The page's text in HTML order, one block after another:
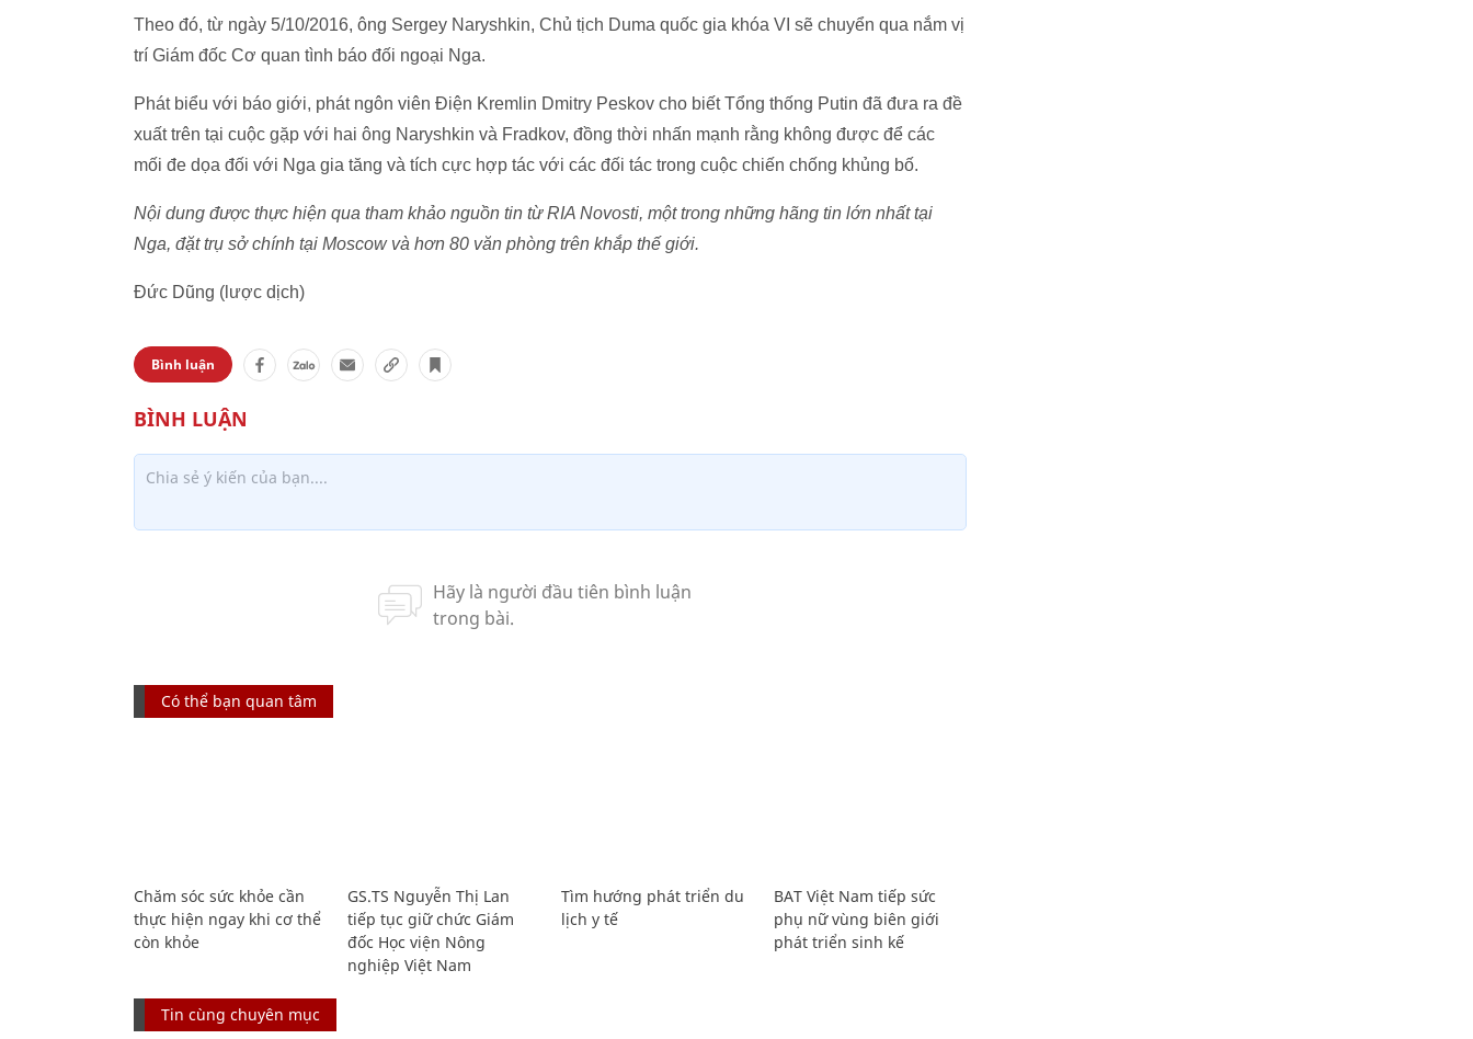
Theo đó, từ ngày 5/10/2016, ông Sergey Naryshkin, Chủ tịch Duma quốc gia khóa VI sẽ chuyển qua nắm vị
trí Giám đốc Cơ quan tình báo đối ngoại Nga.
Phát biểu với báo giới, phát ngôn viên Điện Kremlin Dmitry Peskov cho biết Tổng thống Putin đã đưa ra đề
xuất trên tại cuộc gặp với hai ông Naryshkin và Fradkov, đồng thời nhấn mạnh rằng không được để các
mối đe dọa đối với Nga gia tăng và tích cực hợp tác với các đối tác trong cuộc chiến chống khủng bố.
Nội dung được thực hiện qua tham khảo nguồn tin từ RIA Novosti, một trong những hãng tin lớn nhất tại
Nga, đặt trụ sở chính tại Moscow và hơn 80 văn phòng trên khắp thế giới.
Đức Dũng (lược dịch)
Bình luận
Có thể bạn quan tâm
Chăm sóc sức khỏe cần
thực hiện ngay khi cơ thể
còn khỏe
GS.TS Nguyễn Thị Lan
tiếp tục giữ chức Giám
đốc Học viện Nông
nghiệp Việt Nam
Tìm hướng phát triển du
lịch y tế
BAT Việt Nam tiếp sức
phụ nữ vùng biên giới
phát triển sinh kế
Tin cùng chuyên mục